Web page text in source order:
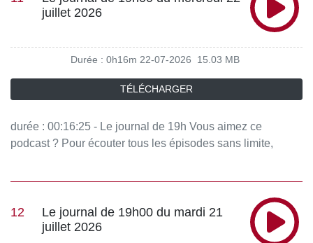
juillet 2026
Durée : 0h16m 22-07-2026 15.03 MB
TÉLÉCHARGER
durée : 00:16:25 - Le journal de 19h Vous aimez ce
podcast ? Pour écouter tous les épisodes sans limite,
12
Le journal de 19h00 du mardi 21
juillet 2026